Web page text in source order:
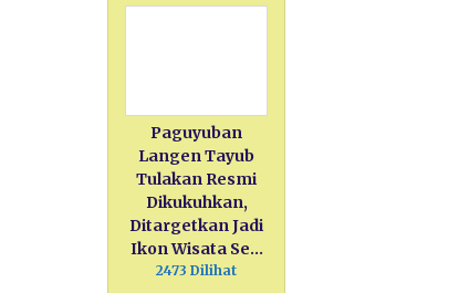
Paguyuban
Langen Tayub
Tulakan Resmi
Dikukuhkan,
Ditargetkan Jadi
Ikon Wisata Se…
2473 Dilihat